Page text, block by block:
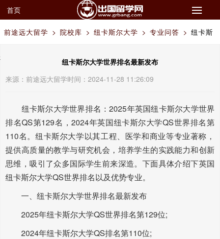
首页
前途远大留学 > 院校库 > 纽卡斯尔大学 > 专业问答 > 纽卡斯
尔大学世界排名最新发布
纽卡斯尔大学世界排名最新发布
来源： 前途远大留学时间：2024-11-28 11:26:09
纽卡斯尔大学世界排名：2025年英国纽卡斯尔大学世界
排名QS第129名，2024年英国纽卡斯尔大学QS世界排名第
110名。纽卡斯尔大学以其工程、医学和商业等专业著称，
提供高质量的教学与研究机会，培养学生的实践能力和创新
思维，吸引了众多国际学生前来深造。下面具体介绍下英国
纽卡斯尔大学QS世界排名以及优势专业。
一、纽卡斯尔大学世界排名最新发布
2025年纽卡斯尔大学QS世界排名第129位;
2024年纽卡斯尔大学QS排名第110位;